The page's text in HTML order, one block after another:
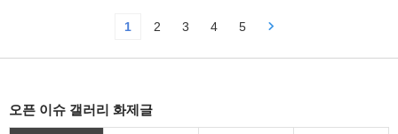
1 2 3 4 5
오픈 이슈 갤러리 화제글